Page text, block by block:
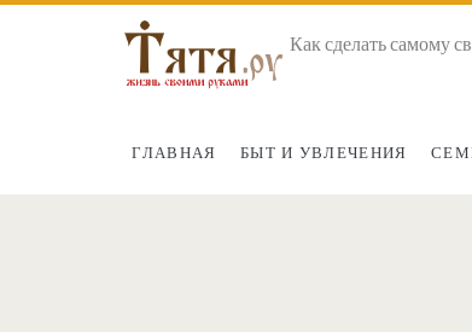
Как сделать самому
ГЛАВНАЯ БЫТ И УВЛЕЧЕНИЯ